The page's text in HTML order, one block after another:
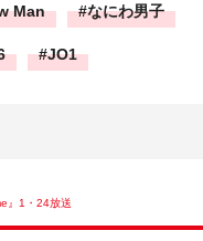
Man なにわ男子
JO1
』1・24放送